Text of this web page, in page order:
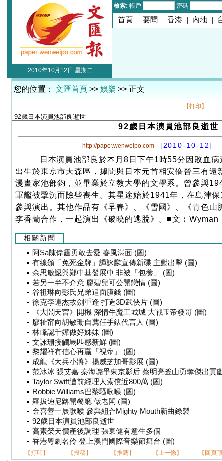
檢索: 帳戶 密碼
首頁 | 要聞 | 香港 | 內地 |
2010年10月12日 星期二
您的位置： 文匯首頁 >> 娛樂 >> 正文
【打印】
92歲日本演員池部良逝世
http://paper.wenweipo.com [2010-10-12]
日本演員池部良於本月8日下午1時55分因敗血病
出生於東京市大森區，據聞與日本元首相安倍晉三有遠
漫畫家池部鈞，並畢業於立教大學的文學系。曾參與
軍艦被擊沉而險些喪生。其星途始於1941年，在島津
參與演出。其他作品有《早春》、《雪國》、《青色山
李香蘭合作，一起演出《破曉的逃脫》。■文︰Wyman
相關新聞
阿Sa陳偉霆勇敢去愛 春風滿面 (圖)
有線頒「免死金牌」譚詠麟宣傳新碟 主動出擊 (圖)
余思敏認與鄭中基發展中 非被「包養」 (圖)
若另一半不介意 廖碧兒可公開戀情 (圖)
谷祖琳向彭氏兄弟追面膜錢 (圖)
徐克李連杰故劍重逢 打造3D武俠片 (圖)
《大鬧天宮》開機 深情牛魔王城城 大戰玉帝發哥 (圖)
廖祉甯向胡敏珊自薦任手錶代言人 (圖)
林峰認千嬅做好姊妹 (圖)
文詠珊接觸馬匹感新鮮 (圖)
黎耀祥有信心再贏「視帝」 (圖)
成龍《大兵小將》揚威芝加哥影展 (圖)
范冰冰 張艾嘉 秦海璐爭東京影后 蔡明亮釜山勇奪傑出貢
Taylor Swift遭前經理人索償近800萬 (圖)
Robbie Williams巴黎騷歌喉 (圖)
羅拔迪尼路開餐廳 做老闆 (圖)
金喜善一展歌喉 參與組合Mighty Mouth新曲錄製
92歲日本演員池部良逝世
高素榮天價產後調理 張東健有意生多個
香港粵劇名伶 登上澳門國際音樂節舞台 (圖)
【打印】 【投稿】 【推薦】 【上一條】 【回頁